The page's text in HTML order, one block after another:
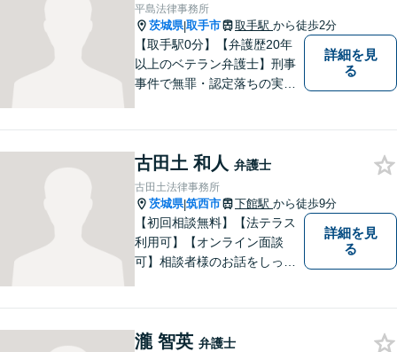
り組んでおります。是非、お
気軽にご相談ください。
平島法律事務所
茨城県|取手市 取手駅 から徒歩2分
【取手駅0分】【弁護歴20年
以上のベテラン弁護士】刑事
事件で無罪・認定落ちの実績
たら、お気軽にご相談くださ
い！【毎日対応◎】
詳細を見
る
古田土 和人 弁護士
古田土法律事務所
茨城県|筑西市 下館駅 から徒歩9分
【初回相談無料】【法テラス
利用可】【オンライン面談
可】相談者様のお話をしっか
詳細を見
る
瀧 智英 弁護士